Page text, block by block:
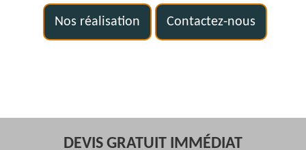
Nos réalisation Contactez-nous
DEVIS GRATUIT IMMÉDIAT